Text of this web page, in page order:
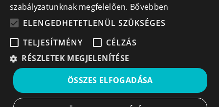
Iratkozz fel hírlevelünkre!
Ne hagyd ki a lehetőséget, hogy naprakész maradj a
legfontosabb üzleti információkkal! A feliratkozás
egyszerű és gyors illetve bármikor leiratkozhatsz, ha úgy
szabályzatunknak megfelelően. Bővebben
ELENGEDHETETLENÜL SZÜKSÉGES
TELJESÍTMÉNY
CÉLZÁS
RÉSZLETEK MEGJELENÍTÉSE
ÖSSZES ELFOGADÁSA